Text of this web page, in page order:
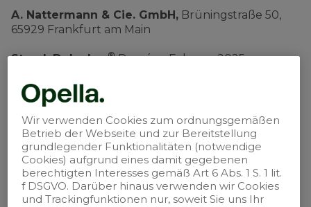
A. Nattermann & Cie. GmbH, Brüningstraße 50,
65929 Frankfurt am Main
Stand: DulcoLax®Dragées: Februar 2025;
Tropfen: Oktober 2024
Unser Unternehmen ist B Corp-
zertifiziert.
Wir verwenden Cookies zum ordnungsgemäßen
Betrieb der Webseite und zur Bereitstellung
grundlegender Funktionalitäten (notwendige
Cookies) aufgrund eines damit gegebenen
berechtigten Interesses gemäß Art 6 Abs. 1 S. 1 lit.
f DSGVO. Darüber hinaus verwenden wir Cookies
und Trackingfunktionen nur, soweit Sie uns Ihr